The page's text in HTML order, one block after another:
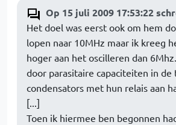
Op 15 juli 2009 17:53:22
Het doel was eerst ook om hem
lopen naar 10MHz maar ik kreeg
hoger aan het oscilleren dan
door parasitaire capaciteiten in de
condensators met hun relais aan
[...]
Toen ik hiermee ben begonnen